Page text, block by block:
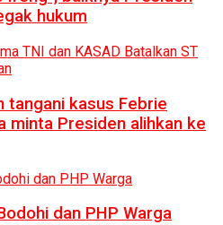
hukum
tangani kasus Febrie
minta Presiden alihkan ke
dan PHP Warga